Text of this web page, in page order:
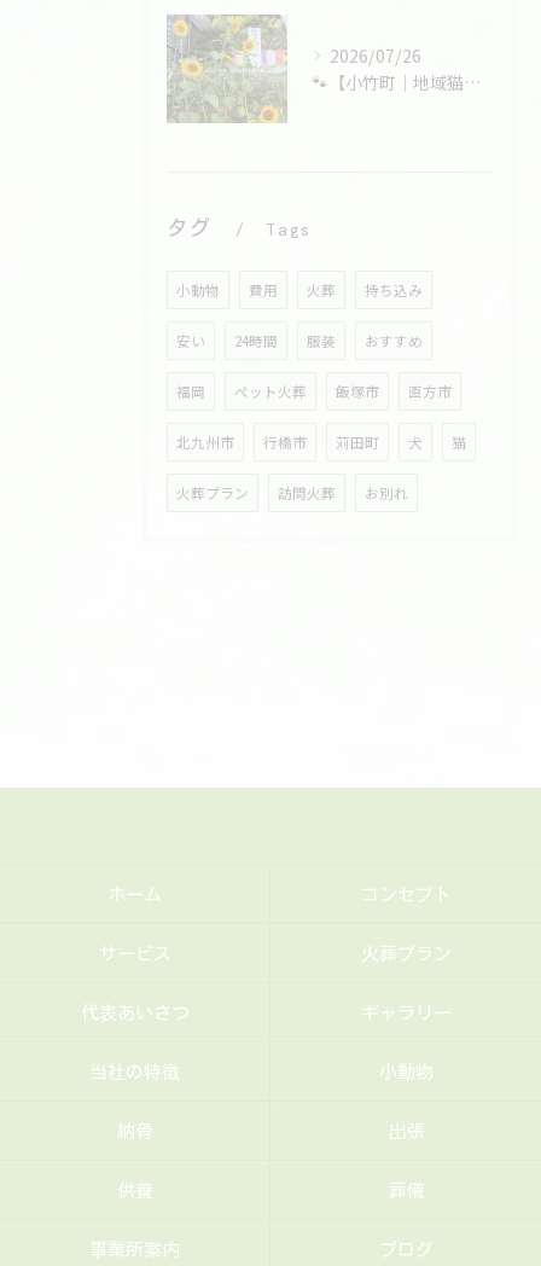
2026/07/26
🐾【小竹町｜地域猫のたまちゃんのお見送り】🌸
タグ Tags
小動物 費用 火葬 持ち込み
安い 24時間 服装 おすすめ
福岡 ペット火葬 飯塚市 直方市
北九州市 行橋市 苅田町 犬 猫
火葬プラン 訪問火葬 お別れ
ホーム コンセプト
サービス 火葬プラン
代表あいさつ ギャラリー
当社の特徴 小動物
納骨 出張
供養 葬儀
事業所案内 ブログ